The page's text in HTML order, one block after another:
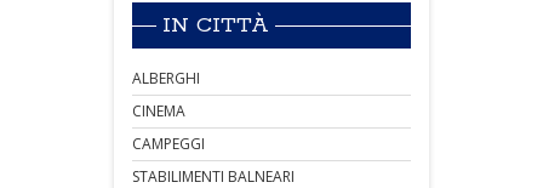
IN CITTÀ
ALBERGHI
CINEMA
CAMPEGGI
STABILIMENTI BALNEARI